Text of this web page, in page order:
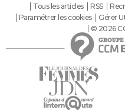
Tous les articles
RSS
Paramétrer les cookies
Gérer
© 2026